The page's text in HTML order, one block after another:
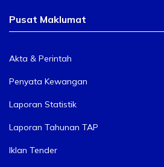
Pusat Maklumat
Akta & Perintah
Penyata Kewangan
Laporan Statistik
Laporan Tahunan TAP
Iklan Tender